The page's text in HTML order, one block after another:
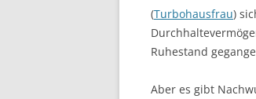
(Turbohausfrau)
Ruhestand
Aber es gibt